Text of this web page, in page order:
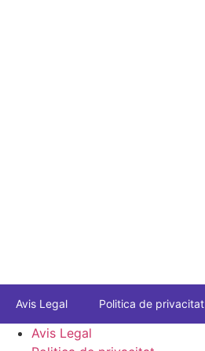
Avis Legal Politica de privacitat
Avis Legal